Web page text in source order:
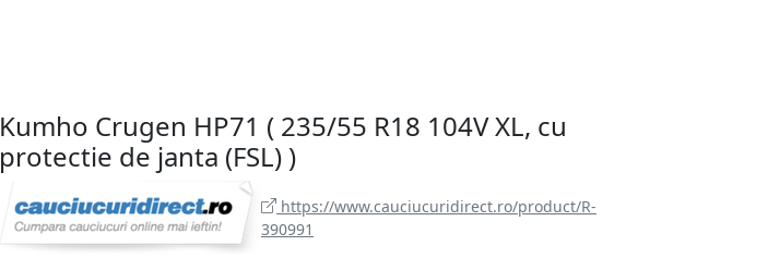
Kumho Crugen HP71 ( 235/55 R18 104V XL, cu
protectie de janta (FSL) )
https://www.cauciucuridirect.ro/product/R-
390991